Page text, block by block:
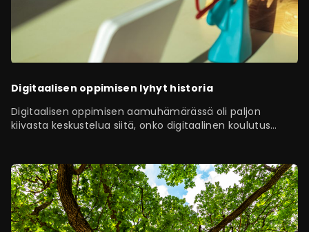
Digitaalisen oppimisen lyhyt historia
Digitaalisen oppimisen aamuhämärässä oli paljon
kiivasta keskustelua siitä, onko digitaalinen koulutus